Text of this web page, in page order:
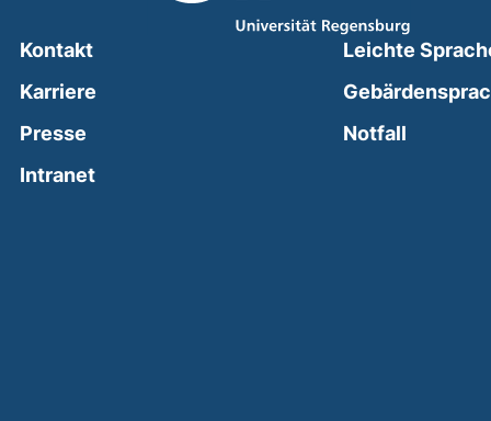
Kontakt
Karriere
Presse
Intranet(external link, opens in a new window)
Leichte
Notfall